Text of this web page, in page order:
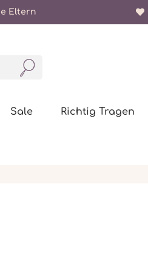
Eltern
Sale Richtig Tragen